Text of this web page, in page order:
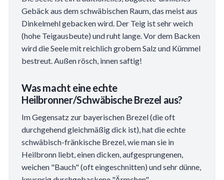
Gebäck aus dem schwäbischen Raum, das meist aus
Dinkelmehl gebacken wird. Der Teig ist sehr weich
(hohe Teigausbeute) und ruht lange. Vor dem Backen
wird die Seele mit reichlich grobem Salz und Kümmel
bestreut. Außen rösch, innen saftig!
Was macht eine echte
Heilbronner/Schwäbische Brezel aus?
Im Gegensatz zur bayerischen Brezel (die oft
durchgehend gleichmäßig dick ist), hat die echte
schwäbisch-fränkische Brezel, wie man sie in
Heilbronn liebt, einen dicken, aufgesprungenen,
weichen "Bauch" (oft eingeschnitten) und sehr dünne,